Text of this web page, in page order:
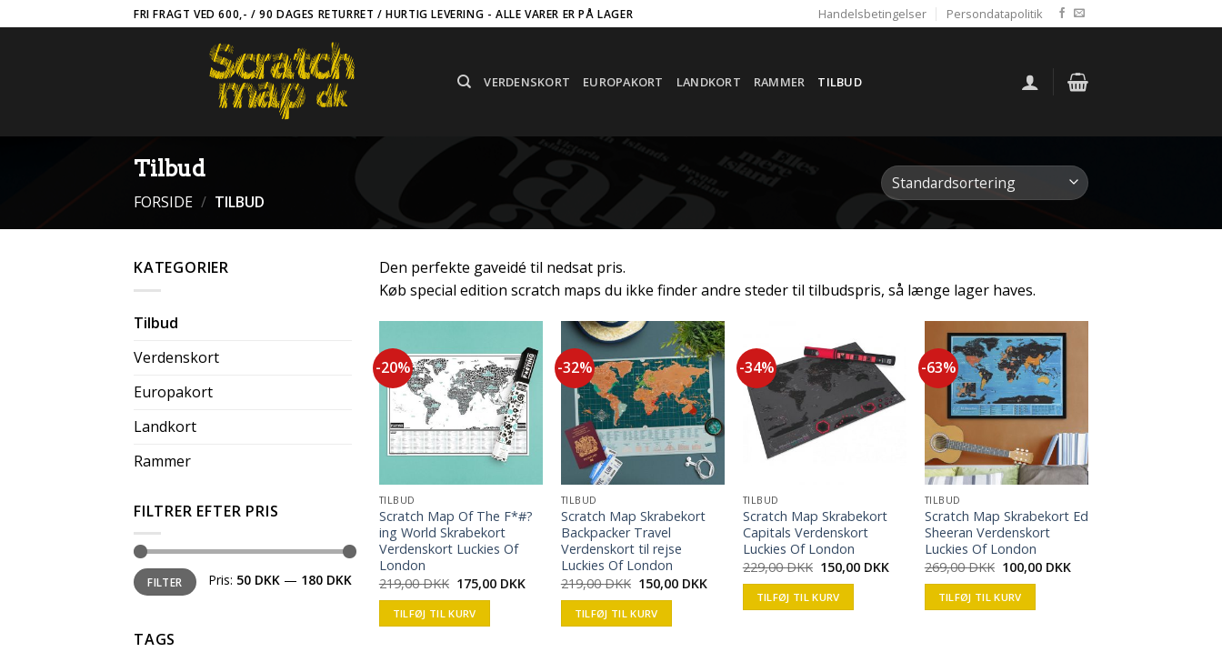
to
FRI FRAGT VED 600,- / 90 DAGES RETURRET / HURTIG LEVERING - ALLE VARER ER PÅ LAGER Handelsbetingelser Persondatapolitik
VERDENSKORT EUROPAKORT LANDKORT RAMMER TILBUD
Tilbud
FORSIDE / TILBUD
KATEGORIER
Tilbud
Verdenskort
Europakort
Landkort
Rammer
FILTRER EFTER PRIS
FILTER Pris: 50 DKK — 180 DKK
TAGS
Den perfekte gaveidé til nedsat pris.
Køb special edition scratch maps du ikke finder andre steder til tilbudspris, så længe lager haves.
-20%
TILBUD
Scratch Map Of The F*#?
ing World Skrabekort
Verdenskort Luckies Of
London
219,00DKK 175,00 DKK
TILFØJ TIL KURV
-32%
TILBUD
Scratch Map Skrabekort
Backpacker Travel
Verdenskort til rejse
Luckies Of London
219,00DKK 150,00 DKK
TILFØJ TIL KURV
-34%
TILBUD
Scratch Map Skrabekort
Capitals Verdenskort
Luckies Of London
229,00DKK 150,00 DKK
TILFØJ TIL KURV
-63%
TILBUD
Scratch Map Skrabekort Ed
Sheeran Verdenskort
Luckies Of London
269,00DKK 100,00 DKK
TILFØJ TIL KURV